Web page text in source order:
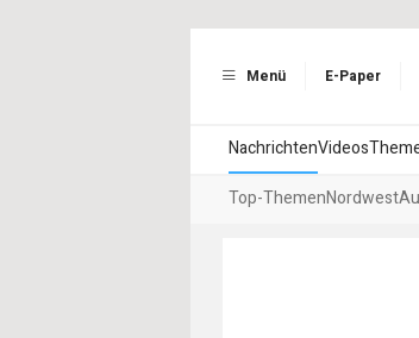
Menü E-Paper
NachrichtenVideos
Top-ThemenNordwest